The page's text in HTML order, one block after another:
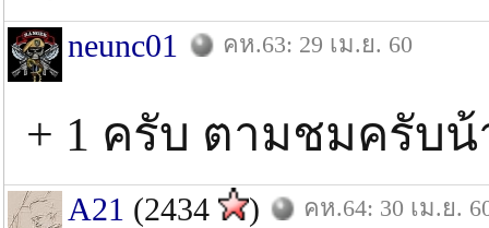
neunc01 คห.63: 29 เม.ย. 60
+ 1 ครับ ตามชมครับน้
A21 (2434 ) คห.64: 30 เม.ย.